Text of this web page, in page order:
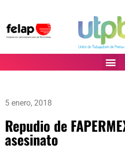
5 enero, 2018
Repudio de
asesinato